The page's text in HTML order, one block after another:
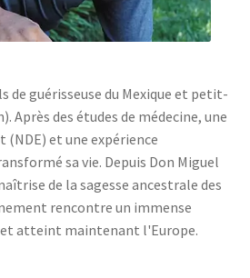
de guérisseuse du Mexique et petit-
Après des études de médecine, une
et une expérience
sa vie. Depuis Don Miguel
de la sagesse ancestrale des
rencontre un immense
et atteint maintenant l'Europe.